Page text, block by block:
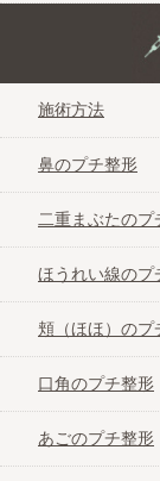
二重
正手
年代
理想のお
施術方法
鼻のプチ整形
二重まぶたのプ
ほうれい線のプ
頬（ほほ）のプ
口角のプチ整形
あごのプチ整形